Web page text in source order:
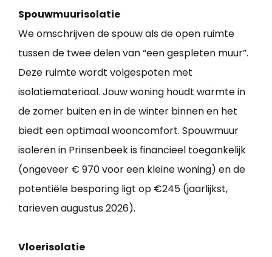
Spouwmuurisolatie
We omschrijven de spouw als de open ruimte
tussen de twee delen van “een gespleten muur”.
Deze ruimte wordt volgespoten met
isolatiemateriaal. Jouw woning houdt warmte in
de zomer buiten en in de winter binnen en het
biedt een optimaal wooncomfort. Spouwmuur
isoleren in Prinsenbeek is financieel toegankelijk
(ongeveer € 970 voor een kleine woning) en de
potentiële besparing ligt op €245 (jaarlijkst,
tarieven augustus 2026).
Vloerisolatie